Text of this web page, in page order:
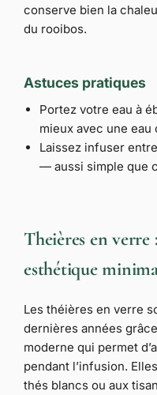
conserve bien la
du rooibos.
Astuces pratiques
Portez votre eau à
mieux avec une eau
Laissez infuser
— aussi simple que
Theières en
esthétique
Les théières en verre
dernières années
moderne qui permet
pendant l’infusion.
thés blancs ou aux